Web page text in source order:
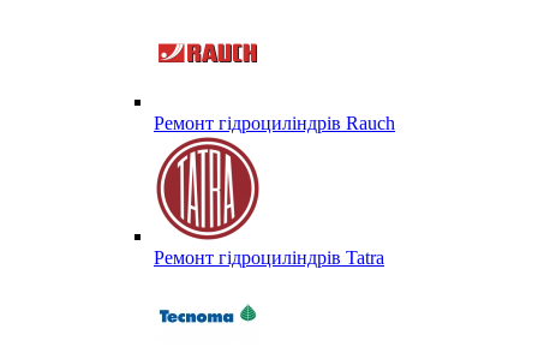
Ремонт гідроциліндрів Rauch
Ремонт гідроциліндрів Tatra